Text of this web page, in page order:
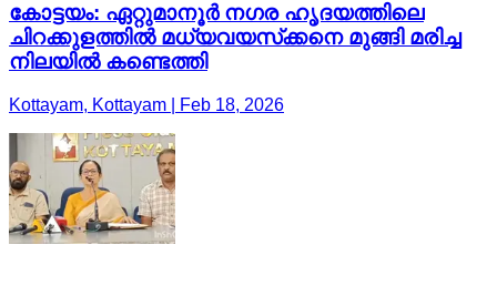
കോട്ടയം: ഏറ്റുമാനൂര്‍ നഗര ഹൃദയത്തിലെ
ചിറക്കുളത്തില്‍ മധ്യവയസ്‌ക്കനെ മുങ്ങി മരിച്ച
നിലയില്‍ കണ്ടെത്തി
Kottayam, Kottayam | Feb 18, 2026